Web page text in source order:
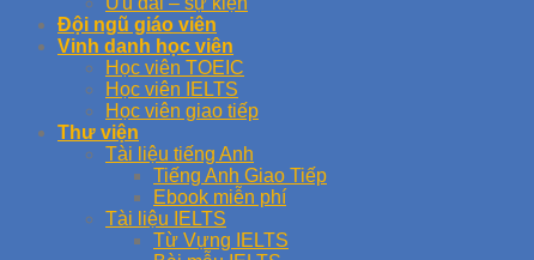
Đội ngũ giáo viên
Vinh danh học viên
Học viên TOEIC
Học viên IELTS
Học viên giao tiếp
Thư viện
Tài liệu tiếng Anh
Tiếng Anh Giao Tiếp
Ebook miễn phí
Tài liệu IELTS
Từ Vựng IELTS